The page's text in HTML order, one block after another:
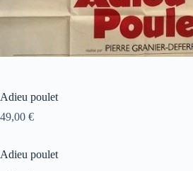
Adieu poulet
49,00 €
Adieu poulet